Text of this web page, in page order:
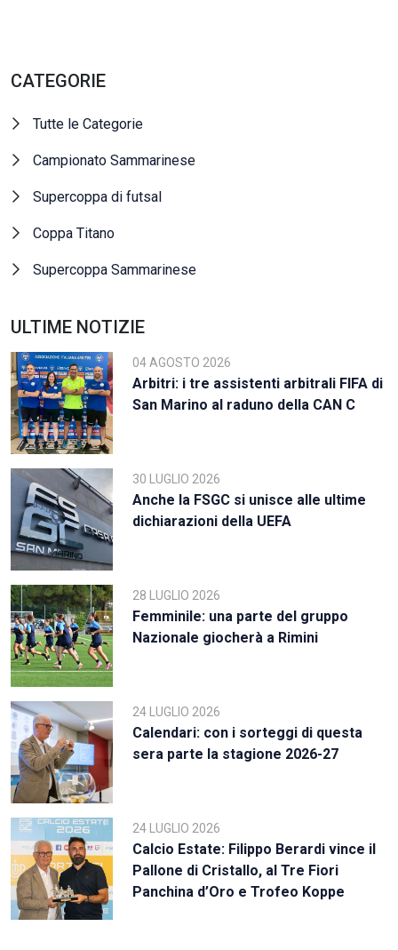
CATEGORIE
Tutte le Categorie
Campionato Sammarinese
Supercoppa di futsal
Coppa Titano
Supercoppa Sammarinese
ULTIME NOTIZIE
04 AGOSTO 2026
Arbitri: i tre assistenti arbitrali FIFA di
San Marino al raduno della CAN C
30 LUGLIO 2026
Anche la FSGC si unisce alle ultime
dichiarazioni della UEFA
28 LUGLIO 2026
Femminile: una parte del gruppo
Nazionale giocherà a Rimini
24 LUGLIO 2026
Calendari: con i sorteggi di questa
sera parte la stagione 2026-27
24 LUGLIO 2026
Calcio Estate: Filippo Berardi vince il
Pallone di Cristallo, al Tre Fiori
Panchina d’Oro e Trofeo Koppe